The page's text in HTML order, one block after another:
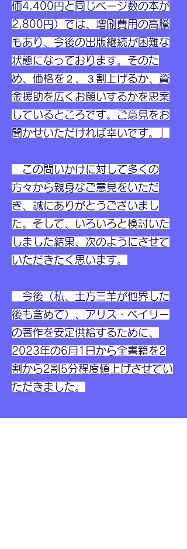
価4,400円と同じページ数の本が
2,800円）では、増刷費用の高騰
もあり、今後の出版継続が困難な
状態になっております。そのた
め、価格を２、３割上げるか、資
金援助を広くお願いするかを思案
しているところです。ご意見をお
聞かせいただければ幸いです。」
この問いかけに対して多くの
方々から親身なご意見をいただ
き、誠にありがとうございまし
た。そして、いろいろと検討いた
しました結果、次のようにさせて
いただきたく思います。
今後（私、土方三羊が他界した
後も含めて）、アリス・ベイリー
の著作を安定供給するために、
2023年の6月1日から全書籍を2
割から2割5分程度値上げさせてい
ただきました。